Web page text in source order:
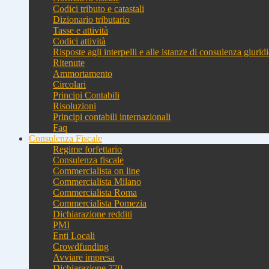
Codici tributo e catastali
Dizionario tributario
Tasse e attività
Codici attività
Risposte agli interpelli e alle istanze di consulenza
Ritenute
Ammortamento
Circolari
Principi Contabili
Risoluzioni
Principi contabili internazionali
Faq
Consulenza Fiscale
Regime forfettario
Consulenza fiscale
Commercialista on line
Commercialista Milano
Commercialista Roma
Commercialista Pomezia
Dichiarazione redditi
PMI
Enti Locali
Crowdfunding
Avviare impresa